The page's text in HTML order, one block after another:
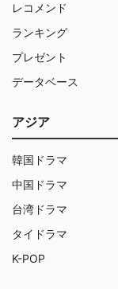
レコメンド
ランキング
プレゼント
データベース
アジア
韓国ドラマ
中国ドラマ
台湾ドラマ
タイドラマ
K-POP